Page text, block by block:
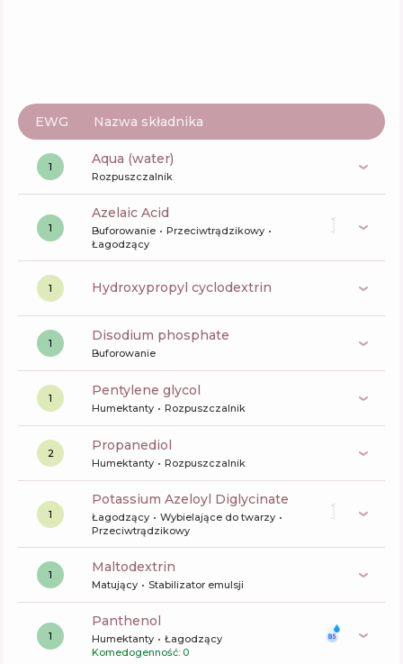
EWG Nazwa składnika
1 aqua (water)
Rozpuszczalnik
1
Azelaic Acid
Buforowanie
Przeciwtrądzikowy
Łagodzący
1 hydroxypropyl cyclodextrin
1 disodium phosphate
Buforowanie
1 pentylene glycol
Humektanty Rozpuszczalnik
2 propanediol
Humektanty Rozpuszczalnik
1
Potassium Azeloyl Diglycinate
Łagodzący
Wybielające do twarzy
Przeciwtrądzikowy
1 maltodextrin
Matujący Stabilizator emulsji
1
panthenol
Humektanty
Łagodzący
Komedogenność: 0